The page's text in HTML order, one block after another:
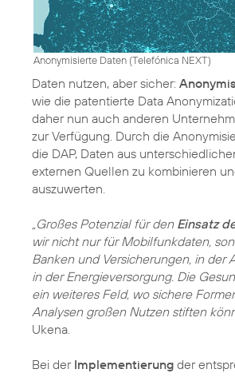
Anonymisierte Daten (Telefónica NEXT)
Daten nutzen, aber sicher:
wie die patentierte Data
daher nun auch anderen
zur Verfügung. Durch die
die DAP, Daten aus
externen Quellen zu kombinieren
auszuwerten.
„Großes Potenzial für den Einsatz
wir nicht nur für Mobilfunkdaten,
Banken und Versicherungen, in der
in der Energieversorgung. Die
ein weiteres Feld, wo sichere
Analysen großen Nutzen stiften
Ukena.
Bei der Implementierung der